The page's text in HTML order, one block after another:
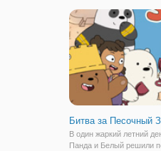
будет легко для них,
какие-то посторонние
Битва за Песочный
В один жаркий летний
Панда и Белый решили